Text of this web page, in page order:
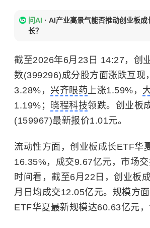
问AI · AI产业高景气能否推动创业板成
长？
截至2026年6月23日 14:27，创
数(399296)成分股方面涨跌互现，
3.28%， 兴齐眼药上涨1.59%，
1.19%； 晓程科技领跌。创业板
(159967)最新报价1.01元。
流动性方面，创业板成长ETF华
16.35%，成交9.67亿元，市场
时间看，截至6月22日，创业板
月日均成交12.05亿元。规模方
ETF华夏最新规模达60.63亿元，